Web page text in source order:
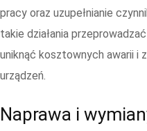
pracy oraz uzupełnianie
takie działania
uniknąć kosztownych awarii i
urządzeń.
Naprawa i